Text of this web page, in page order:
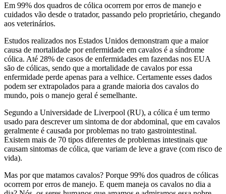
Em 99% dos quadros de cólica ocorrem por erros de manejo e
cuidados vão desde o tratador, passando pelo proprietário, chegando
aos veterinários.
Estudos realizados nos Estados Unidos demonstram que a maior
causa de mortalidade por enfermidade em cavalos é a síndrome
cólica. Até 28% de casos de enfermidades em fazendas nos EUA
são de cólicas, sendo que a mortalidade de cavalos por essa
enfermidade perde apenas para a velhice. Certamente esses dados
podem ser extrapolados para a grande maioria dos cavalos do
mundo, pois o manejo geral é semelhante.
Segundo a Universidade de Liverpool (RU), a cólica é um termo
usado para descrever um sintoma de dor abdominal, que em cavalos
geralmente é causada por problemas no trato gastrointestinal.
Existem mais de 70 tipos diferentes de problemas intestinais que
causam sintomas de cólica, que variam de leve a grave (com risco de
vida).
Mas por que matamos cavalos? Porque 99% dos quadros de cólicas
ocorrem por erros de manejo. E quem maneja os cavalos no dia a